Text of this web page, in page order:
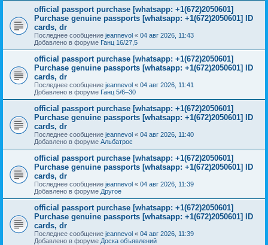
official passport purchase [whatsapp: +1(672)2050601]
Purchase genuine passports [whatsapp: +1(672)2050601] ID
cards, dr
Последнее сообщение jeannevol « 04 авг 2026, 11:43
Добавлено в форуме Ганц 16/27,5
official passport purchase [whatsapp: +1(672)2050601]
Purchase genuine passports [whatsapp: +1(672)2050601] ID
cards, dr
Последнее сообщение jeannevol « 04 авг 2026, 11:41
Добавлено в форуме Ганц 5/6–30
official passport purchase [whatsapp: +1(672)2050601]
Purchase genuine passports [whatsapp: +1(672)2050601] ID
cards, dr
Последнее сообщение jeannevol « 04 авг 2026, 11:40
Добавлено в форуме Альбатрос
official passport purchase [whatsapp: +1(672)2050601]
Purchase genuine passports [whatsapp: +1(672)2050601] ID
cards, dr
Последнее сообщение jeannevol « 04 авг 2026, 11:39
Добавлено в форуме Другое
official passport purchase [whatsapp: +1(672)2050601]
Purchase genuine passports [whatsapp: +1(672)2050601] ID
cards, dr
Последнее сообщение jeannevol « 04 авг 2026, 11:39
Добавлено в форуме Доска объявлений